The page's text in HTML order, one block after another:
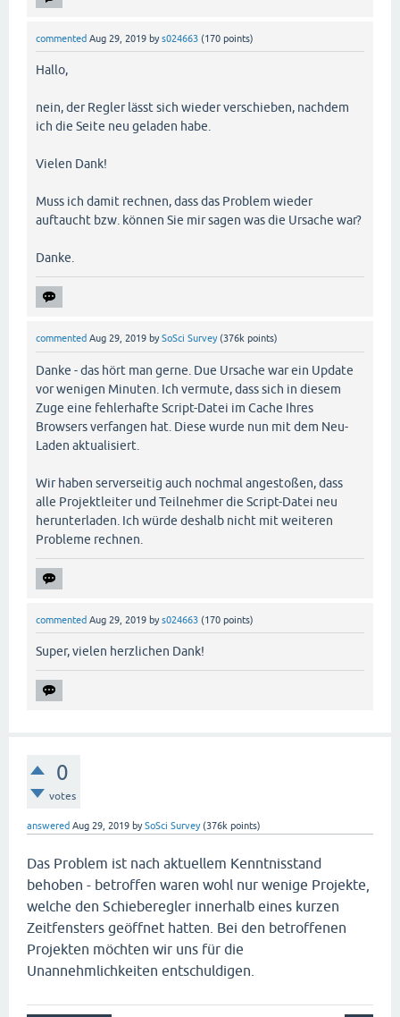
commented Aug 29, 2019 bys024663 (170 points)
Hallo,
nein, der Regler lässt sich wieder verschieben, nachdem
ich die Seite neu geladen habe.
Vielen Dank!
Muss ich damit rechnen, dass das Problem wieder
auftaucht bzw. können Sie mir sagen was die Ursache war?
Danke.
commented Aug 29, 2019 bySoSci Survey (376k points)
Danke - das hört man gerne. Due Ursache war ein Update
vor wenigen Minuten. Ich vermute, dass sich in diesem
Zuge eine fehlerhafte Script-Datei im Cache Ihres
Browsers verfangen hat. Diese wurde nun mit dem Neu-
Laden aktualisiert.
Wir haben serverseitig auch nochmal angestoßen, dass
alle Projektleiter und Teilnehmer die Script-Datei neu
herunterladen. Ich würde deshalb nicht mit weiteren
Probleme rechnen.
commented Aug 29, 2019 bys024663 (170 points)
Super, vielen herzlichen Dank!
0
votes
answered Aug 29, 2019 bySoSci Survey (376k points)
Das Problem ist nach aktuellem Kenntnisstand
behoben - betroffen waren wohl nur wenige Projekte,
welche den Schieberegler innerhalb eines kurzen
Zeitfensters geöffnet hatten. Bei den betroffenen
Projekten möchten wir uns für die
Unannehmlichkeiten entschuldigen.